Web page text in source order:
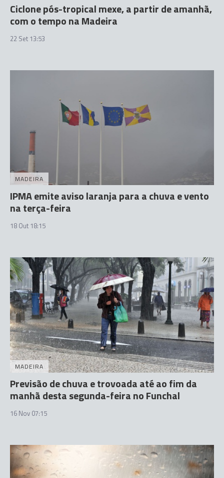
Ciclone pós-tropical mexe, a partir de amanhã,
com o tempo na Madeira
22 Set 13:53
MADEIRA
IPMA emite aviso laranja para a chuva e vento
na terça-feira
18 Out 18:15
MADEIRA
Previsão de chuva e trovoada até ao fim da
manhã desta segunda-feira no Funchal
16 Nov 07:15